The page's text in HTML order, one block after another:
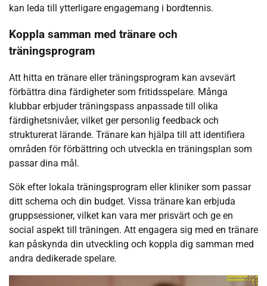
kan leda till ytterligare engagemang i bordtennis.
Koppla samman med tränare och
träningsprogram
Att hitta en tränare eller träningsprogram kan avsevärt
förbättra dina färdigheter som fritidsspelare. Många
klubbar erbjuder träningspass anpassade till olika
färdighetsnivåer, vilket ger personlig feedback och
strukturerat lärande. Tränare kan hjälpa till att identifiera
områden för förbättring och utveckla en träningsplan som
passar dina mål.
Sök efter lokala träningsprogram eller kliniker som passar
ditt schema och din budget. Vissa tränare kan erbjuda
gruppsessioner, vilket kan vara mer prisvärt och ge en
social aspekt till träningen. Att engagera sig med en tränare
kan påskynda din utveckling och koppla dig samman med
andra dedikerade spelare.